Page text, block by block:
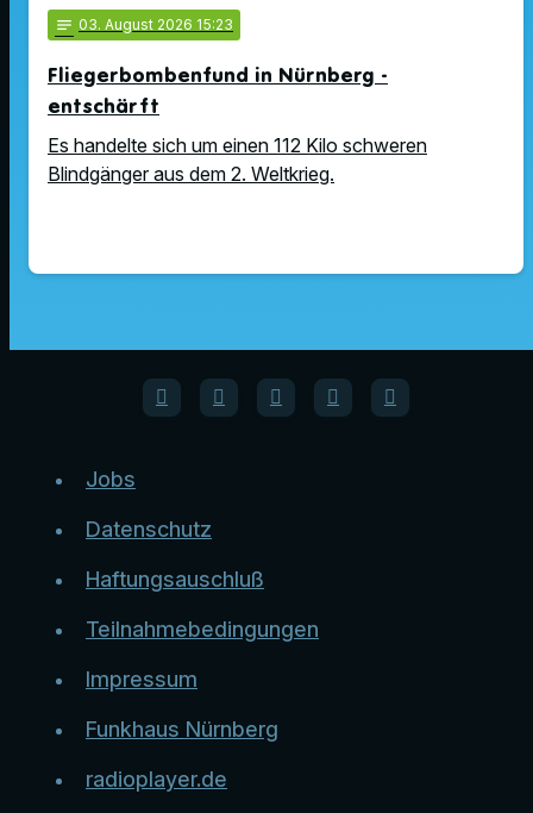
notes 03. August 2026 15:23
Fliegerbombenfund in Nürnberg -
entschärft
Es handelte sich um einen 112 Kilo schweren
Blindgänger aus dem 2. Weltkrieg.
Jobs
Datenschutz
Haftungsauschluß
Teilnahmebedingungen
Impressum
Funkhaus Nürnberg
radioplayer.de